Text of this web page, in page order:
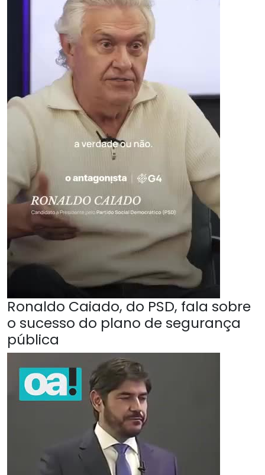
Ronaldo Caiado, do PSD, fala sobre
o sucesso do plano de segurança
pública